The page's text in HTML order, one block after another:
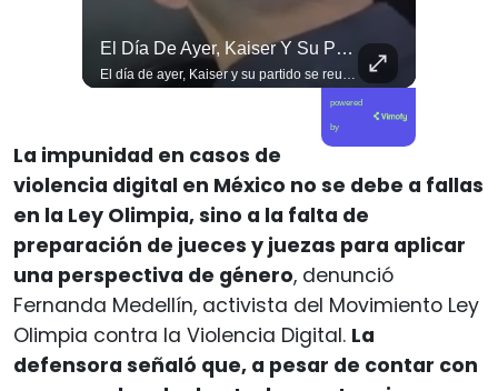
El Día De Ayer, Kaiser Y Su Partido Se Reunieron En La Sede De Villa Santa Elena, En Nuestra Comuna De Macul.
El día de ayer, Kaiser y su partido se reunieron en la sede de Villa Santa Elena, en nuestra comuna de Macul. Sin autorización, sin vínculo previo con el territorio y sin haber estado cuando las vecinas y vecinos los han necesitado. Llegaron con el descaro de quienes creen que, por tener poder político, pueden hacer y deshacer a su antojo en nuestras villas y barrios. Nuestros barrios no son el patio trasero de ningún partido político.
powered
by
La impunidad en casos de
violencia digital en México no se debe a fallas
en la Ley Olimpia, sino a la falta de
preparación de jueces y juezas para aplicar
una perspectiva de género, denunció
Fernanda Medellín, activista del Movimiento Ley
Olimpia contra la Violencia Digital. La
defensora señaló que, a pesar de contar con